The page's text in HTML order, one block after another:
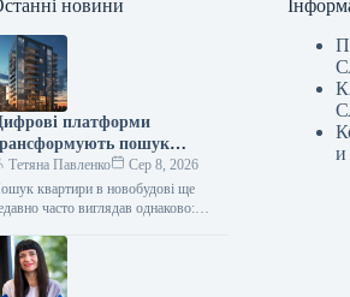
новини
платформи
пошук
в Україні
Тетяна Павленко
Сер 8, 2026
квартири в новобудові ще
часто виглядав однаково:
дзвінки за старими
й постійне відчуття,…
и